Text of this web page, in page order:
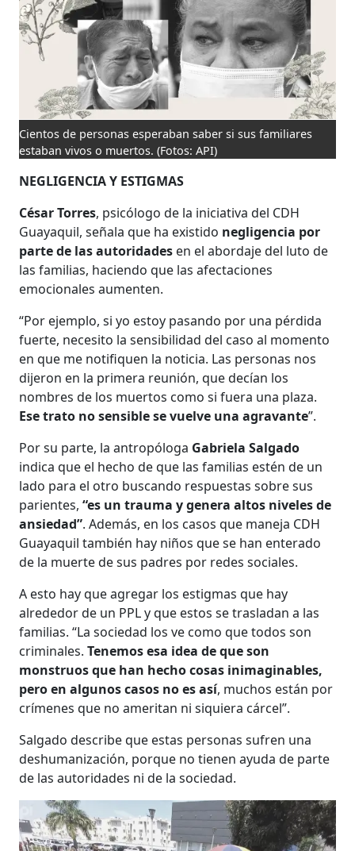
Cientos de personas esperaban saber si sus familiares
estaban vivos o muertos.(Fotos: API)
NEGLIGENCIA Y ESTIGMAS
César Torres, psicólogo de la iniciativa del CDH
Guayaquil, señala que ha existido negligencia por
parte de las autoridades en el abordaje del luto de
las familias, haciendo que las afectaciones
emocionales aumenten.
“Por ejemplo, si yo estoy pasando por una pérdida
fuerte, necesito la sensibilidad del caso al momento
en que me notifiquen la noticia. Las personas nos
dijeron en la primera reunión, que decían los
nombres de los muertos como si fuera una plaza.
Ese trato no sensible se vuelve una agravante”.
Por su parte, la antropóloga Gabriela Salgado
indica que el hecho de que las familias estén de un
lado para el otro buscando respuestas sobre sus
parientes,“es un trauma y genera altos niveles de
ansiedad”. Además, en los casos que maneja CDH
Guayaquil también hay niños que se han enterado
de la muerte de sus padres por redes sociales.
A esto hay que agregar los estigmas que hay
alrededor de un PPL y que estos se trasladan a las
familias. “La sociedad los ve como que todos son
criminales.Tenemos esa idea de que son
monstruos que han hecho cosas inimaginables,
pero en algunos casos no es así, muchos están por
crímenes que no ameritan ni siquiera cárcel”.
Salgado describe que estas personas sufren una
deshumanización, porque no tienen ayuda de parte
de las autoridades ni de la sociedad.